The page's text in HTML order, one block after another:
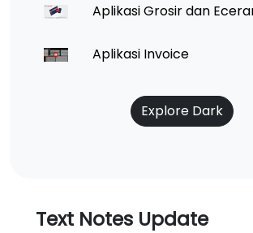
Aplikasi Grosir dan
Aplikasi Invoice
Explore Dark
Text Notes Update